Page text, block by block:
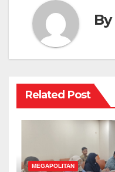
By
Related Post
MEGAPOLITAN